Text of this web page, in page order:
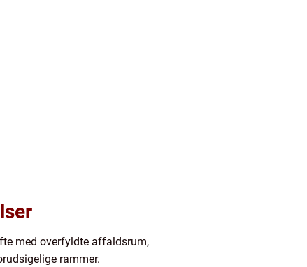
med overfyldte affaldsrum,
rammer.